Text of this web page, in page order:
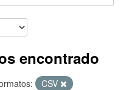
encontrado
CSV